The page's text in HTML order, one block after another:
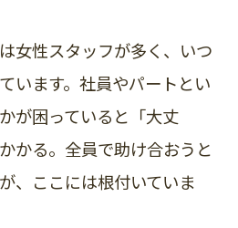
女性スタッフが多く、いつ
います。社員やパートとい
が困っていると「大丈
かる。全員で助け合おうと
、ここには根付いていま